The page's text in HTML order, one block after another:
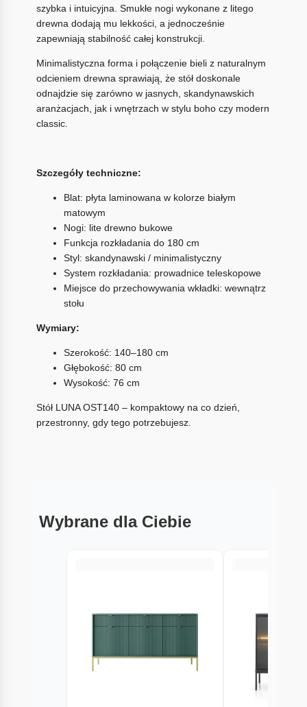
szybka i intuicyjna. Smukłe nogi wykonane z litego
drewna dodają mu lekkości, a jednocześnie
zapewniają stabilność całej konstrukcji.
Minimalistyczna forma i połączenie bieli z naturalnym
odcieniem drewna sprawiają, że stół doskonale
odnajdzie się zarówno w jasnych, skandynawskich
aranżacjach, jak i wnętrzach w stylu boho czy modern
classic.
Szczegóły techniczne:
Blat: płyta laminowana w kolorze białym
matowym
Nogi: lite drewno bukowe
Funkcja rozkładania do 180 cm
Styl: skandynawski / minimalistyczny
System rozkładania: prowadnice teleskopowe
Miejsce do przechowywania wkładki: wewnątrz
stołu
Wymiary:
Szerokość: 140–180 cm
Głębokość: 80 cm
Wysokość: 76 cm
Stół LUNA OST140 – kompaktowy na co dzień,
przestronny, gdy tego potrzebujesz.
Wybrane dla Ciebie